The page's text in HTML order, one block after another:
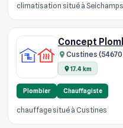
climatisation situé à Seichamps
Concept
Custines
17.4 km
Plombier Chauffagiste
chauffage situé à Custines